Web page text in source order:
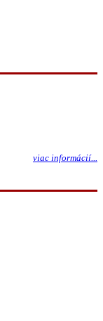
viac informácií...